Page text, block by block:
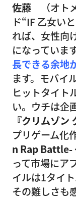
佐藤 （オト
ド“IF 乙女い
れば、女性向
になっていま
長できる余地
ます。モバイ
ヒットタイト
い。ウチは企
『クリムゾン
プリゲーム化
n Rap Battle-
って市場にア
イルは1タイ
その難しさも